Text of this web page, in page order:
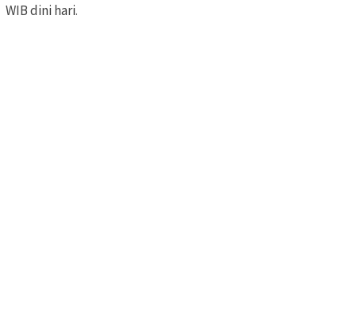
WIB dini hari.